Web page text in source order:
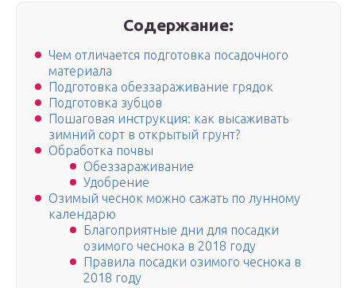
Содержание:
Чем отличается подготовка посадочного
материала
Подготовка обеззараживание грядок
Подготовка зубцов
Пошаговая инструкция: как высаживать
зимний сорт в открытый грунт?
Обработка почвы
Обеззараживание
Удобрение
Озимый чеснок можно сажать по лунному
календарю
Благоприятные дни для посадки
озимого чеснока в 2018 году
Правила посадки озимого чеснока в
2018 году